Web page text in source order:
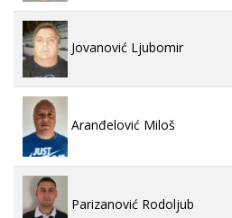
Jovanović Ljubomir
Aranđelović Miloš
Parizanović Rodoljub